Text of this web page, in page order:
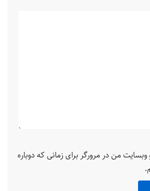
وبسایت من در مرورگر برای زمانی که دوباره